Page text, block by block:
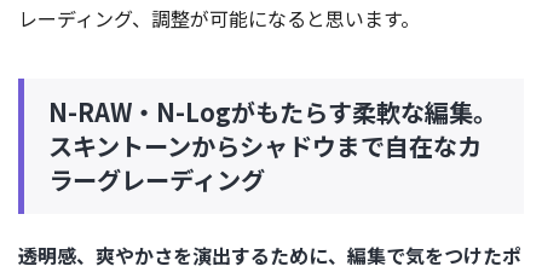
レーディング、調整が可能になると思います。
N-RAW・N-Logがもたらす柔軟な編集。
スキントーンからシャドウまで自在なカ
ラーグレーディング
――透明感、爽やかさを演出するために、編集で気をつけたポ